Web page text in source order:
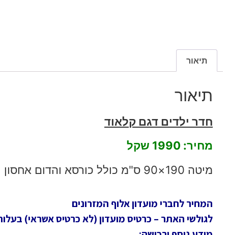
תיאור
תיאור
חדר ילדים דגם קלאוד
מחיר: 1990 שקל
מיטה 190×90 ס"מ כולל כורסא והדום אחסון
המחיר לחברי מועדון אלוף המזרונים
לגולשי האתר – כרטיס מועדון (לא כרטיס אשראי) בעלות